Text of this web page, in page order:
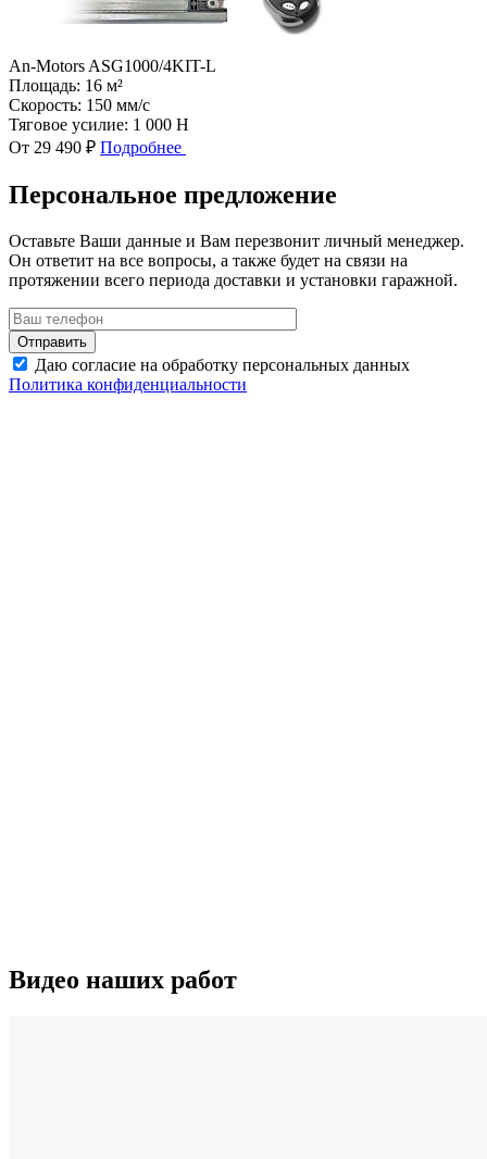
An-Motors ASG1000/4KIT-L
Площадь: 16 м²
Скорость: 150 мм/с
Тяговое усилие: 1 000 Н
От 29 490 ₽ Подробнее
Персональное предложение
Оставьте Ваши данные и Вам перезвонит личный менеджер.
Он ответит на все вопросы, а также будет на связи на
протяжении всего периода доставки и установки гаражной.
Даю согласие на обработку персональных данных
Политика конфиденциальности
Видео наших работ